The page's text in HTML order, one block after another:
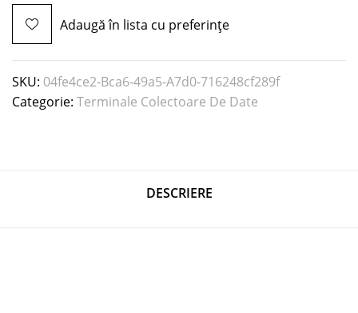
Adaugă în lista cu preferințe
SKU: 04fe4ce2-Bca6-49a5-A7d0-716248cf289f
Categorie: Terminale Colectoare De Date
DESCRIERE